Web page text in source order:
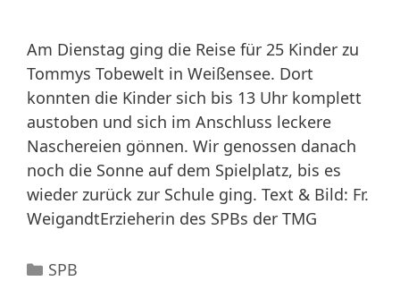
Am Dienstag ging die Reise für 25 Kinder zu
Tommys Tobewelt in Weißensee. Dort
konnten die Kinder sich bis 13 Uhr komplett
austoben und sich im Anschluss leckere
Naschereien gönnen. Wir genossen danach
noch die Sonne auf dem Spielplatz, bis es
wieder zurück zur Schule ging. Text & Bild: Fr.
WeigandtErzieherin des SPBs der TMG
Kategorien
SPB